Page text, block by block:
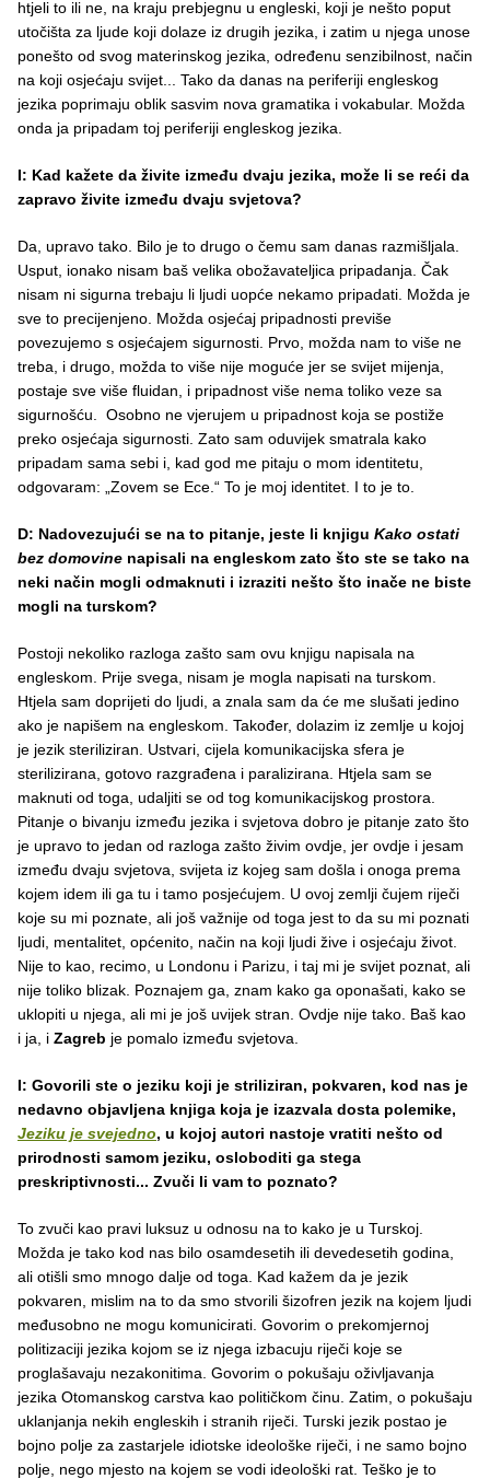
htjeli to ili ne, na kraju prebjegnu u engleski, koji je nešto poput
utočišta za ljude koji dolaze iz drugih jezika, i zatim u njega unose
ponešto od svog materinskog jezika, određenu senzibilnost, način
na koji osjećaju svijet... Tako da danas na periferiji engleskog
jezika poprimaju oblik sasvim nova gramatika i vokabular. Možda
onda ja pripadam toj periferiji engleskog jezika.
I: Kad kažete da živite između dvaju jezika, može li se reći da
zapravo živite između dvaju svjetova?
Da, upravo tako. Bilo je to drugo o čemu sam danas razmišljala.
Usput, ionako nisam baš velika obožavateljica pripadanja. Čak
nisam ni sigurna trebaju li ljudi uopće nekamo pripadati. Možda je
sve to precijenjeno. Možda osjećaj pripadnosti previše
povezujemo s osjećajem sigurnosti. Prvo, možda nam to više ne
treba, i drugo, možda to više nije moguće jer se svijet mijenja,
postaje sve više fluidan, i pripadnost više nema toliko veze sa
sigurnošću. Osobno ne vjerujem u pripadnost koja se postiže
preko osjećaja sigurnosti. Zato sam oduvijek smatrala kako
pripadam sama sebi i, kad god me pitaju o mom identitetu,
odgovaram: „Zovem se Ece.“ To je moj identitet. I to je to.
D: Nadovezujući se na to pitanje, jeste li knjigu Kako ostati
bez domovine napisali na engleskom zato što ste se tako na
neki način mogli odmaknuti i izraziti nešto što inače ne biste
mogli na turskom?
Postoji nekoliko razloga zašto sam ovu knjigu napisala na
engleskom. Prije svega, nisam je mogla napisati na turskom.
Htjela sam doprijeti do ljudi, a znala sam da će me slušati jedino
ako je napišem na engleskom. Također, dolazim iz zemlje u kojoj
je jezik steriliziran. Ustvari, cijela komunikacijska sfera je
sterilizirana, gotovo razgrađena i paralizirana. Htjela sam se
maknuti od toga, udaljiti se od tog komunikacijskog prostora.
Pitanje o bivanju između jezika i svjetova dobro je pitanje zato što
je upravo to jedan od razloga zašto živim ovdje, jer ovdje i jesam
između dvaju svjetova, svijeta iz kojeg sam došla i onoga prema
kojem idem ili ga tu i tamo posjećujem. U ovoj zemlji čujem riječi
koje su mi poznate, ali još važnije od toga jest to da su mi poznati
ljudi, mentalitet, općenito, način na koji ljudi žive i osjećaju život.
Nije to kao, recimo, u Londonu i Parizu, i taj mi je svijet poznat, ali
nije toliko blizak. Poznajem ga, znam kako ga oponašati, kako se
uklopiti u njega, ali mi je još uvijek stran. Ovdje nije tako. Baš kao
i ja, i Zagreb je pomalo između svjetova.
I: Govorili ste o jeziku koji je striliziran, pokvaren, kod nas je
nedavno objavljena knjiga koja je izazvala dosta polemike,
Jeziku je svejedno, u kojoj autori nastoje vratiti nešto od
prirodnosti samom jeziku, osloboditi ga stega
preskriptivnosti... Zvuči li vam to poznato?
To zvuči kao pravi luksuz u odnosu na to kako je u Turskoj.
Možda je tako kod nas bilo osamdesetih ili devedesetih godina,
ali otišli smo mnogo dalje od toga. Kad kažem da je jezik
pokvaren, mislim na to da smo stvorili šizofren jezik na kojem ljudi
međusobno ne mogu komunicirati. Govorim o prekomjernoj
politizaciji jezika kojom se iz njega izbacuju riječi koje se
proglašavaju nezakonitima. Govorim o pokušaju oživljavanja
jezika Otomanskog carstva kao političkom činu. Zatim, o pokušaju
uklanjanja nekih engleskih i stranih riječi. Turski jezik postao je
bojno polje za zastarjele idiotske ideološke riječi, i ne samo bojno
polje, nego mjesto na kojem se vodi ideološki rat. Teško je to